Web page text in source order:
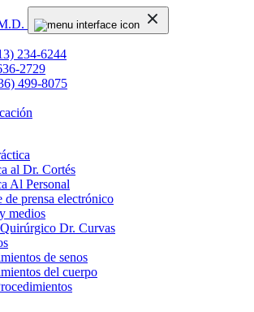
234-6244
2729
499-8075
al Dr. Cortés
Al Personal
de prensa electrónico
medios
Dr. Curvas
de senos
del cuerpo